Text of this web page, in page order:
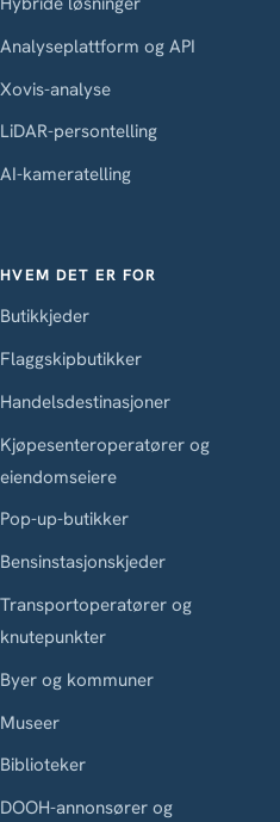
Analyseplattform og API
Xovis-analyse
LiDAR-persontelling
AI-kameratelling
HVEM DET ER FOR
Butikkjeder
Flaggskipbutikker
Handelsdestinasjoner
Kjøpesenteroperatører og
eiendomseiere
Pop-up-butikker
Bensinstasjonskjeder
Transportoperatører og
knutepunkter
Byer og kommuner
Museer
Biblioteker
DOOH-annonsører og